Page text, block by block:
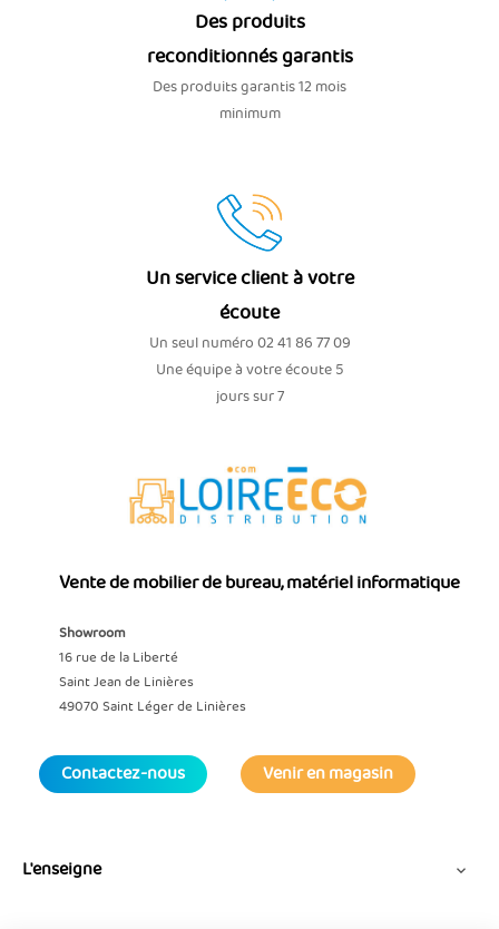
Des produits
reconditionnés garantis
Des produits garantis 12 mois
minimum
Un service client à votre
écoute
Un seul numéro 02 41 86 77 09
Une équipe à votre écoute 5
jours sur 7
Vente de mobilier de bureau, matériel informatique
Showroom
16 rue de la Liberté
Saint Jean de Linières
49070 Saint Léger de Linières
Contactez-nous Venir en magasin
L'enseigne 